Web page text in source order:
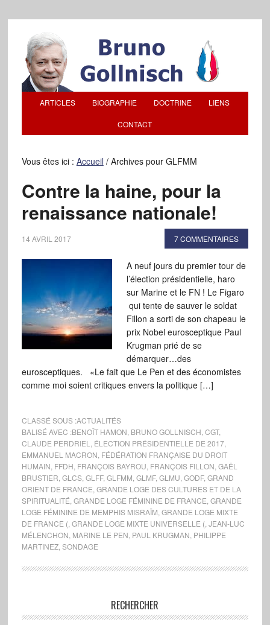
ARTICLES BIOGRAPHIE DOCTRINE LIENS
CONTACT
Vous êtes ici : Accueil /Archives pour GLFMM
Contre la haine, pour la
renaissance nationale!
14 AVRIL 2017 7 COMMENTAIRES
A neuf jours du premier tour de
l’élection présidentielle, haro
sur Marine et le FN ! Le Figaro
qui tente de sauver le soldat
Fillon a sorti de son chapeau le
prix Nobel eurosceptique Paul
Krugman prié de se
démarquer…des
eurosceptiques. «Le fait que Le Pen et des économistes
comme moi soient critiques envers la politique […]
CLASSÉ SOUS :ACTUALITÉS
BALISÉ AVEC :BENOÎT HAMON BRUNO GOLLNISCH CGT,
CLAUDE PERDRIEL
ÉLECTION PRÉSIDENTIELLE DE 2017,
EMMANUEL MACRON FÉDÉRATION FRANÇAISE DU DROIT
HUMAIN FFDH FRANÇOIS BAYROU FRANÇOIS FILLON GAËL
BRUSTIER GLCS, GLFF, GLFMM GLMF, GLMU GODF, GRAND
ORIENT DE FRANCE GRANDE LOGE DES CULTURES ET DE LA
SPIRITUALITÉ GRANDE LOGE FÉMININE DE FRANCE GRANDE
LOGE FÉMININE DE MEMPHIS MISRAÏM GRANDE LOGE MIXTE
DE FRANCE (, GRANDE LOGE MIXTE UNIVERSELLE (, JEAN-LUC
MÉLENCHON MARINE LE PEN PAUL KRUGMAN PHILIPPE
MARTINEZ, SONDAGE
RECHERCHER